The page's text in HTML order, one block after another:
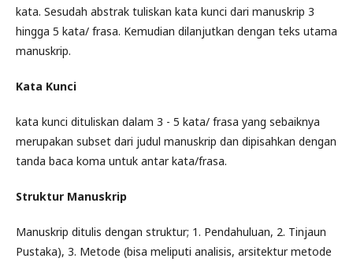
kata. Sesudah abstrak tuliskan kata kunci dari manuskrip 3
hingga 5 kata/ frasa. Kemudian dilanjutkan dengan teks utama
manuskrip.
Kata Kunci
kata kunci dituliskan dalam 3 - 5 kata/ frasa yang sebaiknya
merupakan subset dari judul manuskrip dan dipisahkan dengan
tanda baca koma untuk antar kata/frasa.
Struktur Manuskrip
Manuskrip ditulis dengan struktur; 1. Pendahuluan, 2. Tinjaun
Pustaka), 3. Metode (bisa meliputi analisis, arsitektur metode